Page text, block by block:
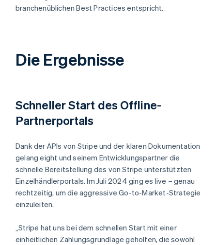
branchenüblichen Best Practices entspricht.
Die Ergebnisse
Schneller Start des Offline-
Partnerportals
Dank der APIs von Stripe und der klaren Dokumentation
gelang eight und seinem Entwicklungspartner die
schnelle Bereitstellung des von Stripe unterstützten
Einzelhändlerportals. Im Juli 2024 ging es live – genau
rechtzeitig, um die aggressive Go-to-Market-Strategie
einzuleiten.
„Stripe hat uns bei dem schnellen Start mit einer
einheitlichen Zahlungsgrundlage geholfen, die sowohl